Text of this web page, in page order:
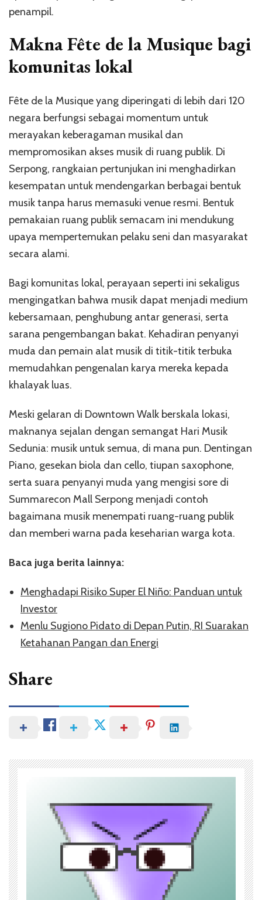
penampil.
Makna Fête de la Musique bagi
komunitas lokal
Fête de la Musique yang diperingati di lebih dari 120
negara berfungsi sebagai momentum untuk
merayakan keberagaman musikal dan
mempromosikan akses musik di ruang publik. Di
Serpong, rangkaian pertunjukan ini menghadirkan
kesempatan untuk mendengarkan berbagai bentuk
musik tanpa harus memasuki venue resmi. Bentuk
pemakaian ruang publik semacam ini mendukung
upaya mempertemukan pelaku seni dan masyarakat
secara alami.
Bagi komunitas lokal, perayaan seperti ini sekaligus
mengingatkan bahwa musik dapat menjadi medium
kebersamaan, penghubung antar generasi, serta
sarana pengembangan bakat. Kehadiran penyanyi
muda dan pemain alat musik di titik-titik terbuka
memudahkan pengenalan karya mereka kepada
khalayak luas.
Meski gelaran di Downtown Walk berskala lokasi,
maknanya sejalan dengan semangat Hari Musik
Sedunia: musik untuk semua, di mana pun. Dentingan
Piano, gesekan biola dan cello, tiupan saxophone,
serta suara penyanyi muda yang mengisi sore di
Summarecon Mall Serpong menjadi contoh
bagaimana musik menempati ruang-ruang publik
dan memberi warna pada keseharian warga kota.
Baca juga berita lainnya:
Menghadapi Risiko Super El Niño: Panduan untuk
Investor
Menlu Sugiono Pidato di Depan Putin, RI Suarakan
Ketahanan Pangan dan Energi
Share